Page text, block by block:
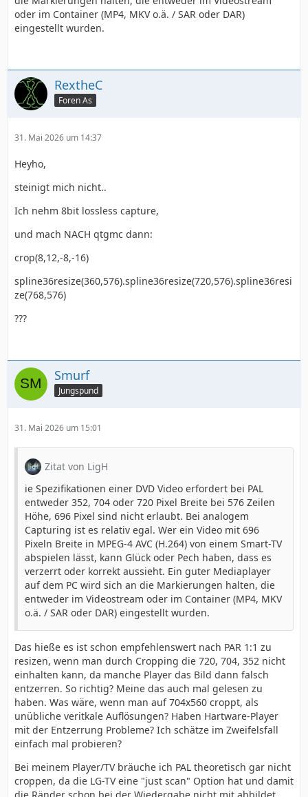
oder im Container (MP4, MKV o.ä. / SAR oder DAR)
eingestellt wurden.
RextheC
Foren As
31. Mai 2026 um 14:37
Heyho,
steinigt mich nicht..
Ich nehm 8bit lossless capture,
und mach NACH qtgmc dann:
crop(8,12,-8,-16)
spline36resize(360,576).spline36resize(720,576).spline36resi
ze(768,576)
???
Smurf
Jungspund
31. Mai 2026 um 15:01
Zitat von LigH
ie Spezifikationen einer DVD Video erfordert bei PAL
entweder 352, 704 oder 720 Pixel Breite bei 576 Zeilen
Höhe, 696 Pixel sind nicht erlaubt. Bei analogem
Capturing ist es relativ egal. Wer ein Video mit 696
Pixeln Breite in MPEG-4 AVC (H.264) von einem Smart-TV
abspielen lässt, kann Glück oder Pech haben, dass es
verzerrt oder korrekt aussieht. Ein guter Mediaplayer
auf dem PC wird sich an die Markierungen halten, die
entweder im Videostream oder im Container (MP4, MKV
o.ä. / SAR oder DAR) eingestellt wurden.
Das hieße es ist schon empfehlenswert nach PAR 1:1 zu
resizen, wenn man durch Cropping die 720, 704, 352 nicht
einhalten kann, da manche Player das Bild dann falsch
entzerren. So richtig? Meine das auch mal gelesen zu
haben. Was wäre, wenn man auf 704x560 croppt, als
unübliche veritkale Auflösungen? Haben Hartware-Player
mit der Entzerrung Probleme? Ich schätze im Zweifelsfall
einfach mal probieren?
Bei meinem Player/TV bräuche ich PAL theoretisch gar nicht
croppen, da die LG-TV eine "just scan" Option hat und damit
die Ränder schon bei der Wiedergabe nicht mit abbildet.